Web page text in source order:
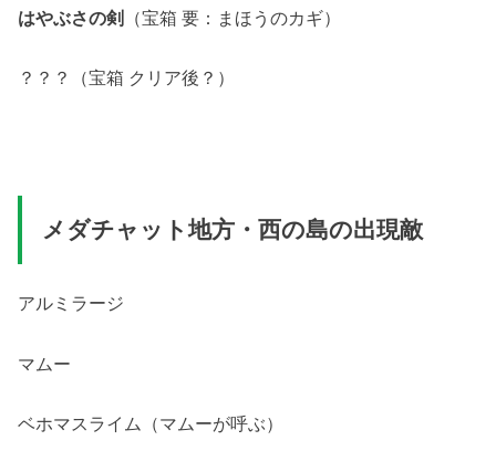
はやぶさの剣 （宝箱 要：まほうのカギ）
？？？（宝箱 クリア後？）
メダチャット地方・西の島の出現敵
アルミラージ
マムー
ベホマスライム（マムーが呼ぶ）